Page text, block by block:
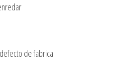
de fabrica